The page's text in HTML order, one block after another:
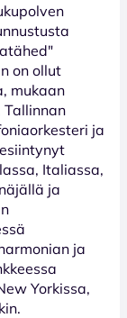
on ollut
mukaan
Tallinnan
ja
Italiassa,
ja
ja
Yorkissa,